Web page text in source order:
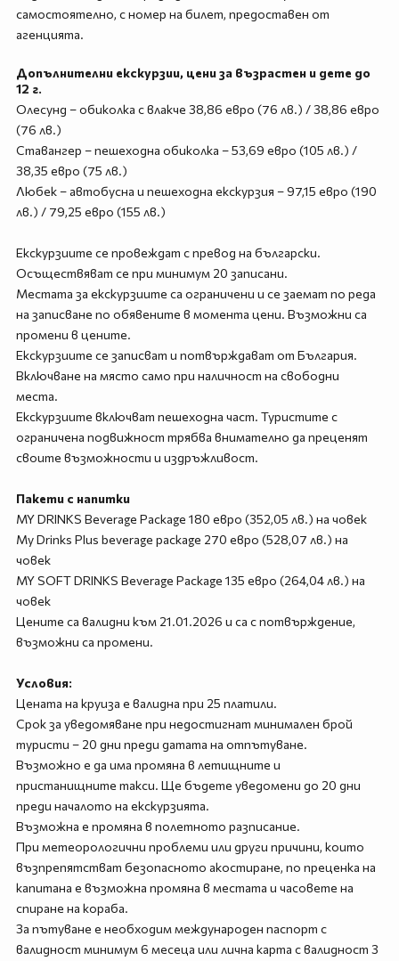
самостоятелно, с номер на билет, предоставен от
агенцията.
Допълнителни екскурзии, цени за възрастен и дете до
12 г.
Олесунд – обиколка с влакче 38,86 евро (76 лв.) / 38,86 евро
(76 лв.)
Ставангер – пешеходна обиколка – 53,69 евро (105 лв.) /
38,35 евро (75 лв.)
Любек – автобусна и пешеходна екскурзия – 97,15 евро (190
лв.) / 79,25 евро (155 лв.)
Екскурзиите се провеждат с превод на български.
Осъществяват се при минимум 20 записани.
Местата за екскурзиите са ограничени и се заемат по реда
на записване по обявените в момента цени. Възможни са
промени в цените.
Екскурзиите се записват и потвърждават от България.
Включване на място само при наличност на свободни
места.
Екскурзиите включват пешеходна част. Туристите с
ограничена подвижност трябва внимателно да преценят
своите възможности и издръжливост.
Пакети с напитки
MY DRINKS Beverage Package 180 евро (352,05 лв.) на човек
My Drinks Plus beverage package 270 евро (528,07 лв.) на
човек
MY SOFT DRINKS Beverage Package 135 евро (264,04 лв.) на
човек
Цените са валидни към 21.01.2026 и са с потвърждение,
възможни са промени.
Условия:
Цената на круиза е валидна при 25 платили.
Срок за уведомяване при недостигнат минимален брой
туристи – 20 дни преди датата на отпътуване.
Възможно е да има промяна в летищните и
пристанищните такси. Ще бъдете уведомени до 20 дни
преди началото на екскурзията.
Възможна е промяна в полетното разписание.
При метеорологични проблеми или други причини, които
възпрепятстват безопасното акостиране, по преценка на
капитана е възможна промяна в местата и часовете на
спиране на кораба.
За пътуване е необходим международен паспорт с
валидност минимум 6 месеца или лична карта с валидност 3